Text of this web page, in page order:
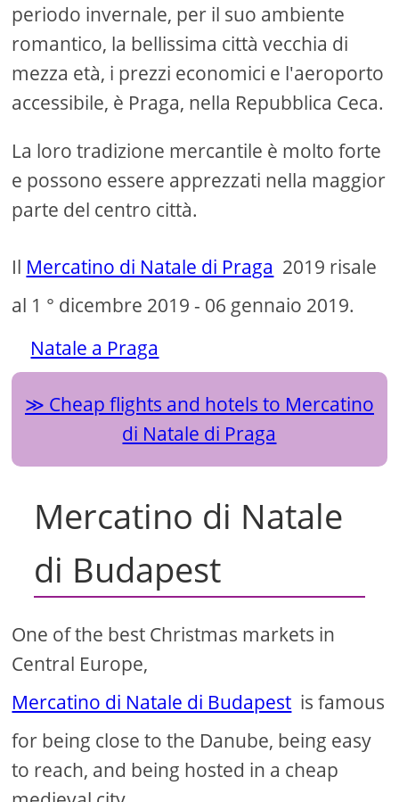
periodo invernale, per il suo ambiente
romantico, la bellissima città vecchia di
mezza età, i prezzi economici e l'aeroporto
accessibile, è Praga, nella Repubblica Ceca.
La loro tradizione mercantile è molto forte
e possono essere apprezzati nella maggior
parte del centro città.
Il Mercatino di Natale di Praga 2019 risale
al 1 ° dicembre 2019 - 06 gennaio 2019.
Natale a Praga
Cheap flights and hotels to Mercatino
di Natale di Praga
Mercatino di Natale
di Budapest
One of the best Christmas markets in
Central Europe,
Mercatino di Natale di Budapest is famous
for being close to the Danube, being easy
to reach, and being hosted in a cheap